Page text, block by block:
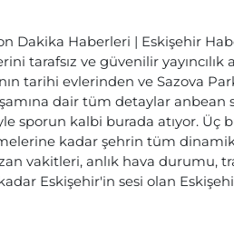
Dakika Haberleri | Eskişehir
tarafsız ve güvenilir
tarihi evlerinden ve Sazova
dair tüm detaylar anbean
sporun kalbi burada atıyor.
kadar şehrin tüm
vakitleri, anlık hava
Eskişehir'in sesi olan